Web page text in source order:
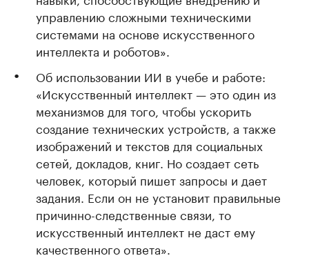
управлению сложными техническими
системами на основе искусственного
интеллекта и роботов».
Об использовании ИИ в учебе и работе:
«Искусственный интеллект — это один из
механизмов для того, чтобы ускорить
создание технических устройств, а также
изображений и текстов для социальных
сетей, докладов, книг. Но создает сеть
человек, который пишет запросы и дает
задания. Если он не установит правильные
причинно-следственные связи, то
искусственный интеллект не даст ему
качественного ответа».